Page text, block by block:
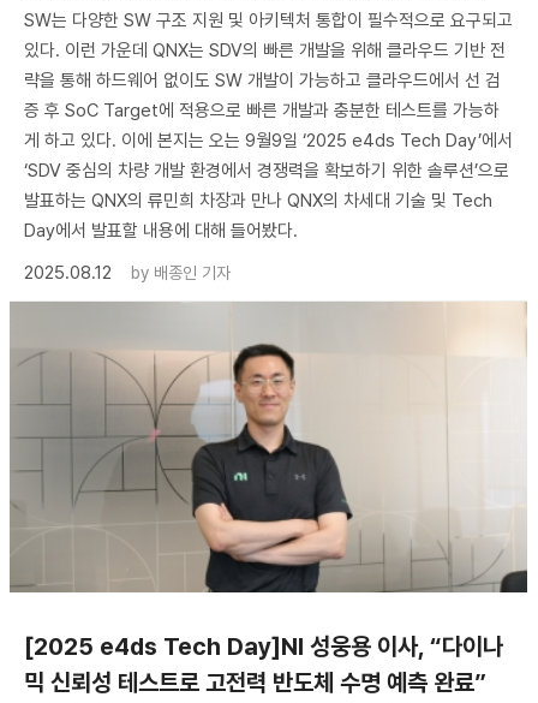
SW는 다양한 SW 구조 지원 및 아키텍처 통합이 필수적으로 요구되고
있다. 이런 가운데 QNX는 SDV의 빠른 개발을 위해 클라우드 기반 전
략을 통해 하드웨어 없이도 SW 개발이 가능하고 클라우드에서 선 검
증 후 SoC Target에 적용으로 빠른 개발과 충분한 테스트를 가능하
게 하고 있다. 이에 본지는 오는 9월9일 ‘2025 e4ds Tech Day’에서
‘SDV 중심의 차량 개발 환경에서 경쟁력을 확보하기 위한 솔루션’으로
발표하는 QNX의 류민희 차장과 만나 QNX의 차세대 기술 및 Tech
Day에서 발표할 내용에 대해 들어봤다.
2025.08.12
by 배종인 기자
[2025 e4ds Tech Day]NI 성웅용 이사, “다이나
믹 신뢰성 테스트로 고전력 반도체 수명 예측 완료”